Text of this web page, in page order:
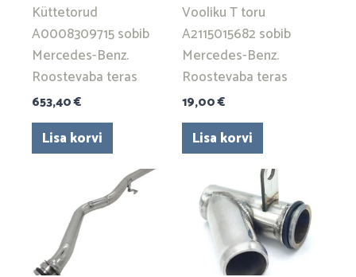
Küttetorud
A0008309715 sobib
Mercedes-Benz.
Roostevaba teras
653,40€
Lisa korvi
Vooliku T toru
A2115015682 sobib
Mercedes-Benz.
Roostevaba teras
19,00€
Lisa korvi